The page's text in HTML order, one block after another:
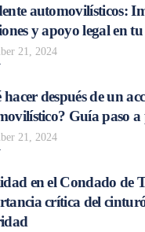
automovilísticos:
y apoyo legal en
21, 2024
hacer después de un
Guía paso a
21, 2024
en el Condado de
crítica del